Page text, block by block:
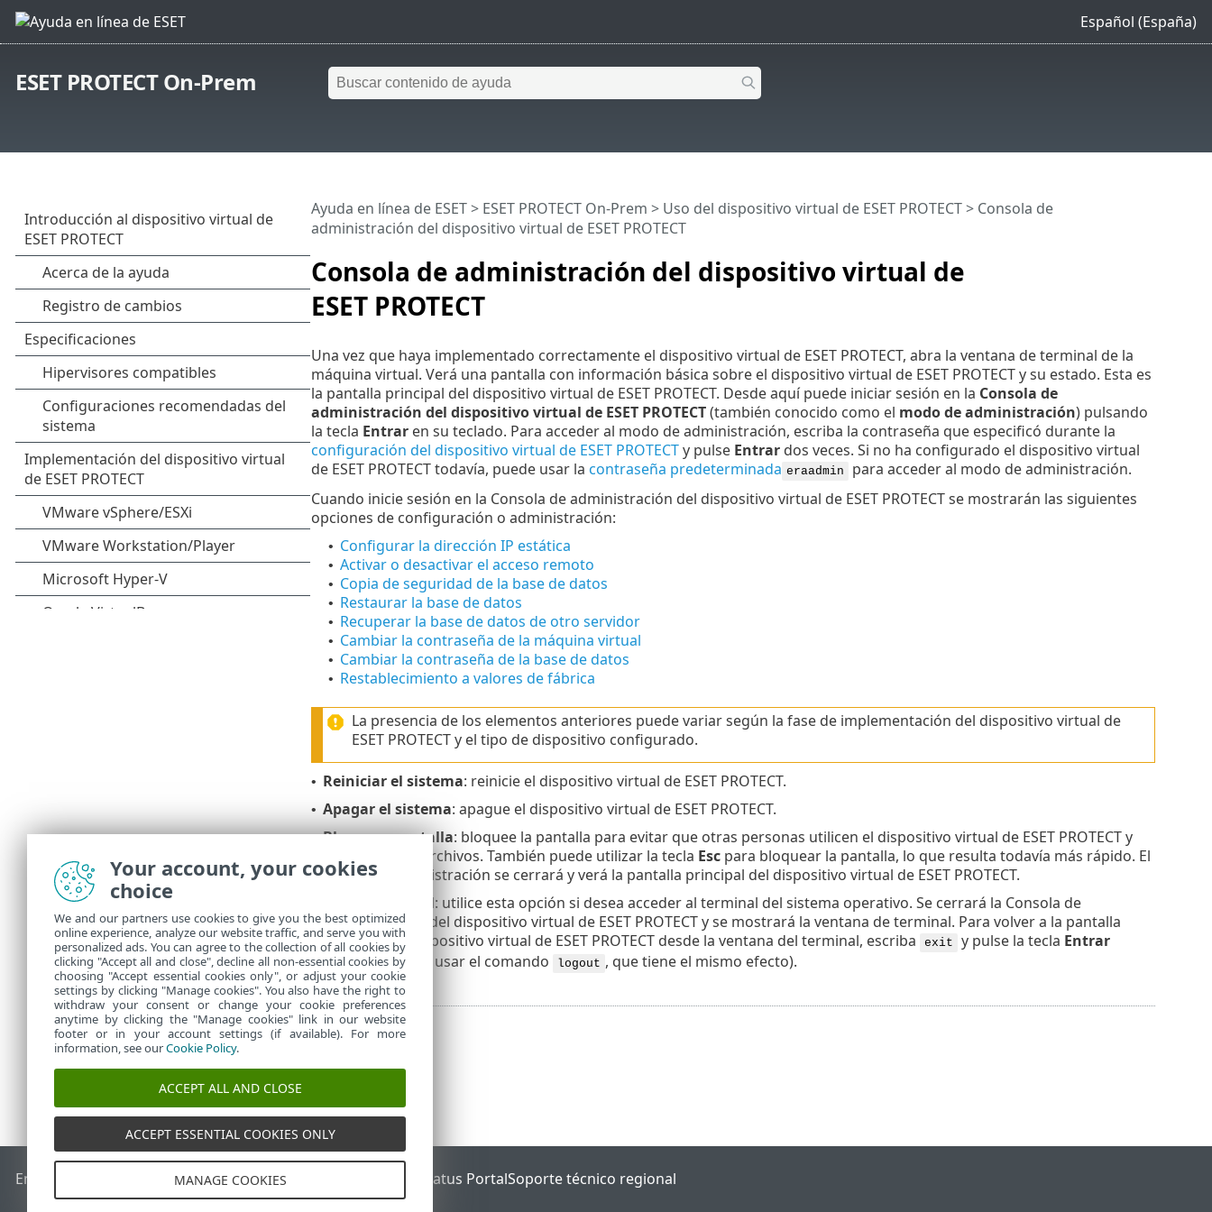
Español (España)
ESET PROTECT On-Prem
Consola de administración del dispositivo virtual de
ESET PROTECT
Ayuda en línea de ESET> ESET PROTECT On-Prem > Uso del dispositivo virtual de ESET PROTECT> Consola de
administración del dispositivo virtual de ESET PROTECT
Una vez que haya implementado correctamente el dispositivo virtual de ESET PROTECT, abra la ventana de terminal de la
máquina virtual. Verá una pantalla con información básica sobre el dispositivo virtual de ESET PROTECT y su estado. Esta es
la pantalla principal del dispositivo virtual de ESET PROTECT. Desde aquí puede iniciar sesión en la Consola de
administración del dispositivo virtual de ESET PROTECT(también conocido como el modo de administración) pulsando
la tecla Entraren su teclado. Para acceder al modo de administración, escriba la contraseña que especificó durante la
configuración del dispositivo virtual de ESET PROTECTy pulse Entrardos veces. Si no ha configurado el dispositivo virtual
de ESET PROTECT todavía, puede usar la contraseña predeterminada eraadmin
para acceder al modo de administración.
Cuando inicie sesión en la Consola de administración del dispositivo virtual de ESET PROTECT se mostrarán las siguientes
opciones de configuración o administración:
• Configurar la dirección IP estática
• Activar o desactivar el acceso remoto
• Copia de seguridad de la base de datos
• Restaurar la base de datos
• Recuperar la base de datos de otro servidor
• Cambiar la contraseña de la máquina virtual
• Cambiar la contraseña de la base de datos
• Restablecimiento a valores de fábrica
La presencia de los elementos anteriores puede variar según la fase de implementación del dispositivo virtual de
ESET PROTECT y el tipo de dispositivo configurado.
• Reiniciar el sistema: reinicie el dispositivo virtual de ESET PROTECT.
• Apagar el sistema: apague el dispositivo virtual de ESET PROTECT.
• Bloquearpantalla: bloquee la pantalla para evitar que otras personas utilicen el dispositivo virtual de ESET PROTECT y
accedan a sus archivos. También puede utilizar la tecla Escpara bloquear la pantalla, lo que resulta todavía más rápido. El
modo de administración se cerrará y verá la pantalla principal del dispositivo virtual de ESET PROTECT.
Salir a terminal: utilice esta opción si desea acceder al terminal del sistema operativo. Se cerrará la Consola de
administración del dispositivo virtual de ESET PROTECT y se mostrará la ventana de terminal. Para volver a la pantalla
principal del dispositivo virtual de ESET PROTECT desde la ventana del terminal, escriba
exit y pulse la tecla Entrar
(también puede usar el comando
logout , que tiene el mismo efecto).
End of Life Base de conocimiento de ESET ESET Status PortalSoporte técnico regional
Your account, your cookies
choice
We and our partners use cookies to give you the best optimized
online experience, analyze our website traffic, and serve you with
personalized ads. You can agree to the collection of all cookies by
clicking "Accept all and close", decline all non-essential cookies by
choosing "Accept essential cookies only", or adjust your cookie
settings by clicking "Manage cookies". You also have the right to
withdraw your consent or change your cookie preferences
anytime by clicking the "Manage cookies" link in our website
footer or in your account settings (if available). For more
information, see ourCookie Policy.
ACCEPT ALL AND CLOSE
ACCEPT ESSENTIAL COOKIES ONLY
MANAGE COOKIES